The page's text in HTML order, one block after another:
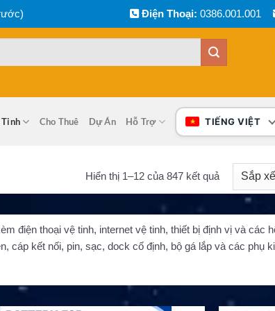
Điện Thoại: 0386.001.001
Cho Thuê Dự Án Hỗ Trợ TIẾNG VIỆT
Hiển thị 1–12 của 847 kết quả
điện thoại vệ tinh, internet vệ tinh, thiết bị định vị và các
cáp kết nối, pin, sạc, dock cố định, bộ gá lắp và các phụ